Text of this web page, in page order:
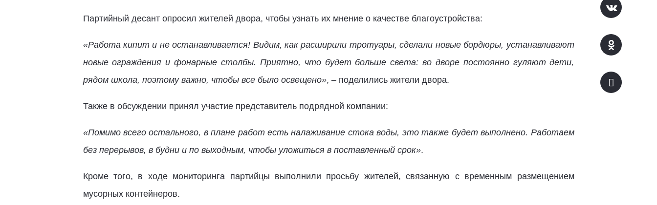
Партийный десант опросил жителей двора, чтобы узнать их мнение о качестве благоустройства:
«Работа кипит и не останавливается! Видим, как расширили тротуары, сделали новые бордюры, устанавливают
новые ограждения и фонарные столбы. Приятно, что будет больше света: во дворе постоянно гуляют дети,
рядом школа, поэтому важно, чтобы все было освещено», – поделились жители двора.
Также в обсуждении принял участие представитель подрядной компании:
«Помимо всего остального, в плане работ есть налаживание стока воды, это также будет выполнено. Работаем
без перерывов, в будни и по выходным, чтобы уложиться в поставленный срок».
Кроме того, в ходе мониторинга партийцы выполнили просьбу жителей, связанную с временным размещением
мусорных контейнеров.